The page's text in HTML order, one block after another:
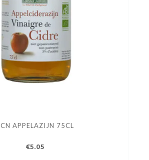
CN APPELAZIJN 75CL
€5.05